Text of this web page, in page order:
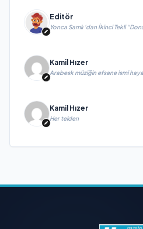
Editör
Yonca Samlı ‘dan İkinci Tekli
Kamil Hızer
Arabesk müziğin efsane ismi
Kamil Hızer
Her telden